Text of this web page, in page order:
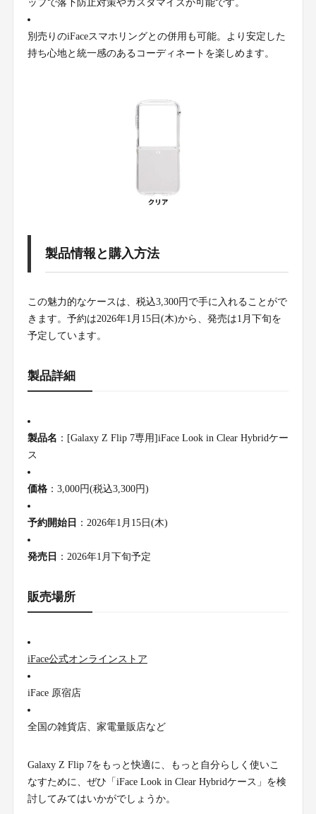
ップで落下防止対策やカスタマイズが可能です。
別売りのiFaceスマホリングとの併用も可能。より安定した
持ち心地と統一感のあるコーディネートを楽しめます。
製品情報と購入方法
この魅力的なケースは、税込3,300円で手に入れることがで
きます。予約は2026年1月15日(木)から、発売は1月下旬を
予定しています。
製品詳細
製品名 ：[Galaxy Z Flip 7専用]iFace Look in Clear Hybridケー
ス
価格：3,000円(税込3,300円)
予約開始日 ：2026年1月15日(木)
発売日 ：2026年1月下旬予定
販売場所
iFace公式オンラインストア
iFace 原宿店
全国の雑貨店、家電量販店など
Galaxy Z Flip 7をもっと快適に、もっと自分らしく使いこ
なすために、ぜひ「iFace Look in Clear Hybridケース」を検
討してみてはいかがでしょうか。